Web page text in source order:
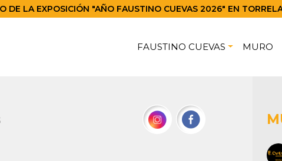
DE LA EXPOSICIÓN "AÑO FAUSTINO CUEVAS 2026" EN
FAUSTINO CUEVAS MURO